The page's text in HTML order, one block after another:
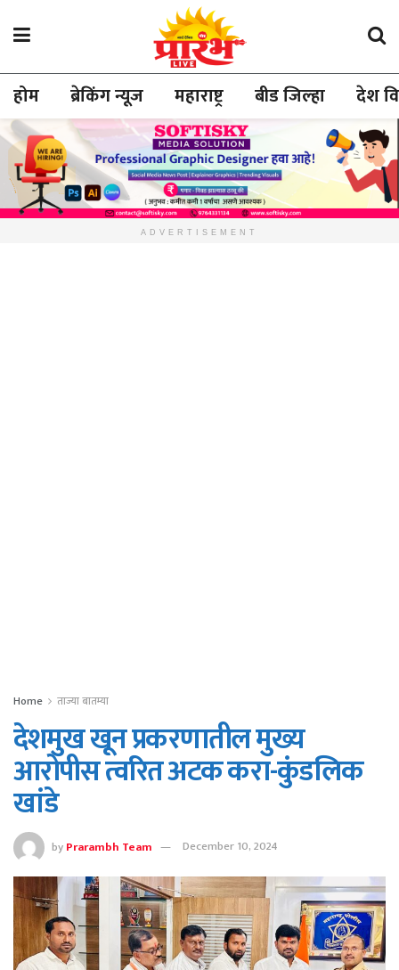
होम ब्रेकिंग न्यूज महाराष्ट्र बीड जिल्हा देश
ADVERTISEMENT
Home ताज्या बातम्या
देशमुख खून प्रकरणातील मुख्य
आरोपीस त्वरित अटक करा-कुंडलिक
खांडे
byPrarambh Team December 10, 2024